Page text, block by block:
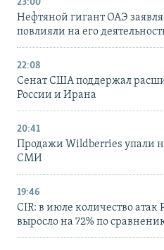
23:00
Нефтяной гигант ОАЭ
повлияли на его
22:08
Сенат США поддержал
России и Ирана
20:41
Продажи Wildberries упали
СМИ
19:46
CIR: в июле количество
выросло на 72% по